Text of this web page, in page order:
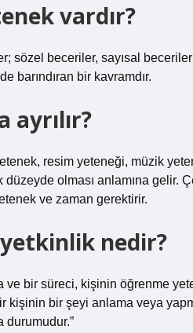
vardır?
sözel beceriler, sayısal
barındıran bir kavramdır.
ayrılır?
resim yeteneği, müzik
olması anlamına gelir.
ve zaman gerektirir.
nedir?
ve bir süreci, kişinin öğrenme
kişinin bir şeyi anlama veya
durumudur.”